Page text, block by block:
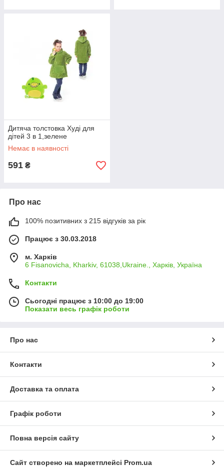
Дитяча толстовка Худі для
дітей 3 в 1,зелене
Немає в наявності
591 ₴
Про нас
100% позитивних з 215 відгуків за рік
Працює з 30.03.2018
м. Харків
6 Fisanovicha, Kharkiv, 61038,Ukraine., Харків, Україна
Контакти
Сьогодні працює з 10:00 до 19:00
Показати весь графік роботи
Про нас
Контакти
Доставка та оплата
Графік роботи
Повна версія сайту
Сайт створено на маркетплейсі Prom.ua